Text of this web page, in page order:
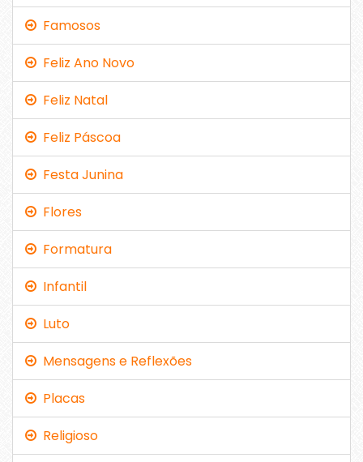
Famosos
Feliz Ano Novo
Feliz Natal
Feliz Páscoa
Festa Junina
Flores
Formatura
Infantil
Luto
Mensagens e Reflexões
Placas
Religioso